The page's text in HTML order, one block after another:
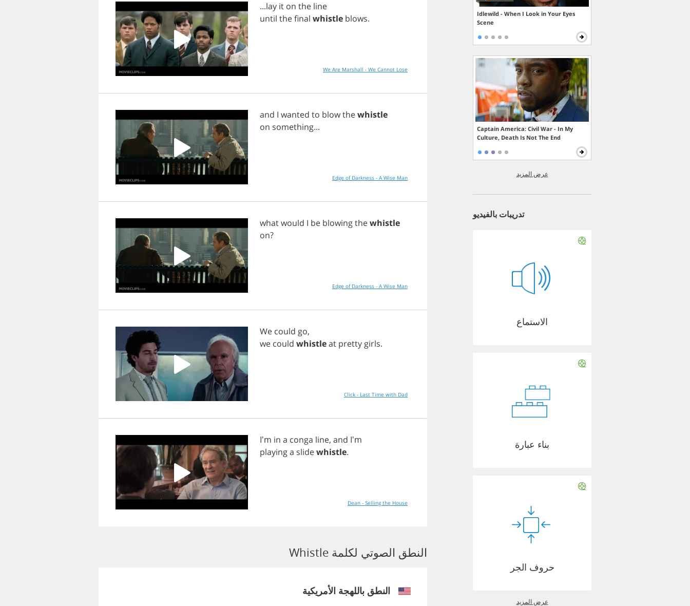
...lay it on the line
until thefinal whistle blows.
We Are Marshall - We Cannot Lose
and I wanted to blowthewhistle
on something...
Edge of Darkness - A Wise Man
whatwould I be blowingthewhistle
on?
Edge of Darkness - A Wise Man
We could go,
we could whistleat pretty girls.
Click - Last Time with Dad
I'm in a conga line, and I'm
playinga slidewhistle.
Dean - Selling the House
النطق الصوتي لكلمة Whistle
النطق باللهجة الأمريكية
Idlewild - When I Look in Your Eyes
Scene
Captain America: Civil War - In My
Culture, Death Is Not The End
عرض المزيد
تدريبات بالفيديو
الاستماع
بناء عبارة
حروف الجر
عرض المزيد